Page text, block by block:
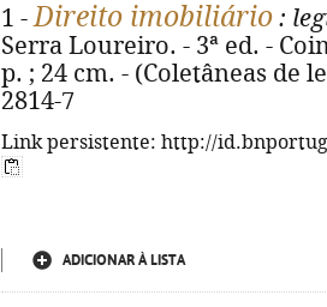
1 -Direito imobiliário :
Serra Loureiro. - 3ª ed. -
p. ; 24 cm. - (Coletâneas de
2814-7
Link persistente: http://
ADICIONAR À LISTA